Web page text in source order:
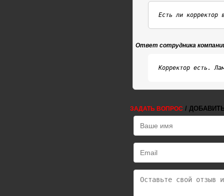
Есть ли корректор
Ответ сотрудника
Корректор есть.
ЗАДАТЬ ВОПРОС /